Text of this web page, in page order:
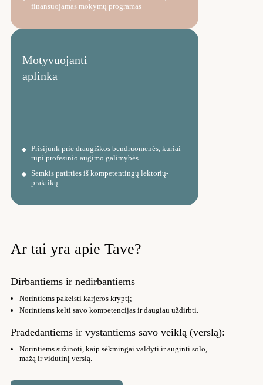
finansuojamas mokymų programas
Motyvuojanti
aplinka
Prisijunk prie draugiškos bendruomenės, kuriai
rūpi profesinio augimo galimybės
Semkis patirties iš kompetentingų lektorių-
praktikų
Ar tai yra apie Tave?
Dirbantiems ir nedirbantiems
Norintiems pakeisti karjeros kryptį;
Norintiems kelti savo kompetencijas ir daugiau uždirbti.
Pradedantiems ir vystantiems savo veiklą (verslą):
Norintiems sužinoti, kaip sėkmingai valdyti ir auginti solo,
mažą ir vidutinį verslą.